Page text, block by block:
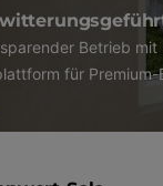
Betrieb mit
für